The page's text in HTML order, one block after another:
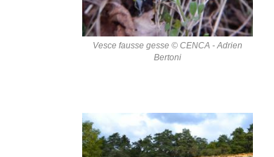
Vesce fausse gesse © CENCA - Adrien
Bertoni